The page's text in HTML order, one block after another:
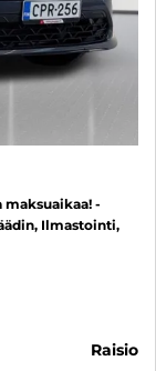
maksuaikaa! -
Ilmastointi,
raisio